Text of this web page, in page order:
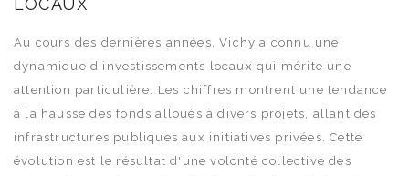
LOCAUX
Au cours des dernières années, Vichy a connu une
dynamique d'investissements locaux qui mérite une
attention particulière. Les chiffres montrent une tendance
à la hausse des fonds alloués à divers projets, allant des
infrastructures publiques aux initiatives privées. Cette
évolution est le résultat d'une volonté collective des